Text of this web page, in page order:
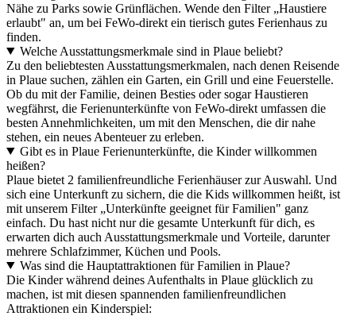
Nähe zu Parks sowie Grünflächen. Wende den Filter „Haustiere
erlaubt" an, um bei FeWo-direkt ein tierisch gutes Ferienhaus zu
finden.
Welche Ausstattungsmerkmale sind in Plaue beliebt?
Zu den beliebtesten Ausstattungsmerkmalen, nach denen Reisende
in Plaue suchen, zählen ein Garten, ein Grill und eine Feuerstelle.
Ob du mit der Familie, deinen Besties oder sogar Haustieren
wegfährst, die Ferienunterkünfte von FeWo-direkt umfassen die
besten Annehmlichkeiten, um mit den Menschen, die dir nahe
stehen, ein neues Abenteuer zu erleben.
Gibt es in Plaue Ferienunterkünfte, die Kinder willkommen
heißen?
Plaue bietet 2 familienfreundliche Ferienhäuser zur Auswahl. Und
sich eine Unterkunft zu sichern, die die Kids willkommen heißt, ist
mit unserem Filter „Unterkünfte geeignet für Familien" ganz
einfach. Du hast nicht nur die gesamte Unterkunft für dich, es
erwarten dich auch Ausstattungsmerkmale und Vorteile, darunter
mehrere Schlafzimmer, Küchen und Pools.
Was sind die Hauptattraktionen für Familien in Plaue?
Die Kinder während deines Aufenthalts in Plaue glücklich zu
machen, ist mit diesen spannenden familienfreundlichen
Attraktionen ein Kinderspiel: